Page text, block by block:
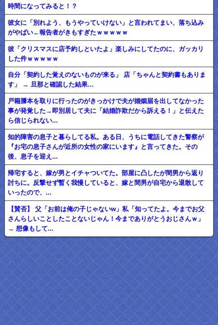
時間になってみると！？
彼女に「別れよう、もうやっていけない」と言われてまい、落ち込み
がやばい←報告者がきもすぎたｗｗｗｗｗ
彼「クリスマスに店予約しといたよ」楽しみにしてたのに、ガッカリ
した件ｗｗｗｗｗ
自分「契約した覚えのないものが来る」 店「ちゃんと契約書もありま
す」 → 旦那と確認した結果…
戸籍謄本を取りに行ったのがきっかけで夫が婚姻届を出してなかった
事が発覚した→即別居して夫に「結婚詐欺だから訴える！」と伝えた
ら信じられない...
知的障害の息子と暮らしてる私。ある日、うちに電話してきた警察が
『お宅の息子さんが近所の女性の家にいます』と言ってきた。その
後、息子を迎え...
帰宅すると、嫁が男とイチャついてた。部屋に凸したが間男から返り
討ちに。反撃せず暫く我慢していると、嫁と間男が自宅から退散して
いったので、...
【賛否】 父「お前は俺の子じゃないw」私「知ってたよ。今までお父
さんらしいことしたことないじゃん！今までありがとうおじさんｗ」
→ 想像もして...